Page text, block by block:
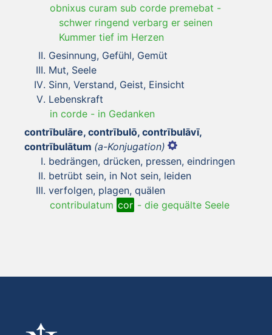
obnixus curam sub corde premebat -
schwer ringend verbarg er seinen
Kummer tief im Herzen
Gesinnung, Gefühl, Gemüt
Mut, Seele
Sinn, Verstand, Geist, Einsicht
Lebenskraft
in corde - in Gedanken
contrībulāre, contrībulō, contrībulāvī,
contrībulātum (a-Konjugation)
bedrängen, drücken, pressen, eindringen
betrübt sein, in Not sein, leiden
verfolgen, plagen, quälen
contribulatum cor - die gequälte Seele